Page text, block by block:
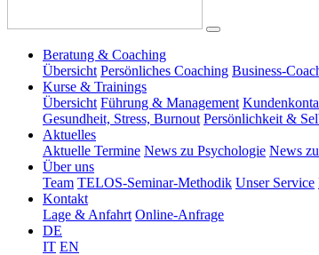
Beratung & Coaching
Übersicht Persönliches Coaching Business-
Kurse & Trainings
Übersicht Führung & Management
Gesundheit, Stress, Burnout Persönlichkeit &
Aktuelles
Aktuelle Termine News zu Psychologie News
Über uns
Team TELOS-Seminar-Methodik Unser Service
Kontakt
Lage & Anfahrt Online-Anfrage
DE
IT EN